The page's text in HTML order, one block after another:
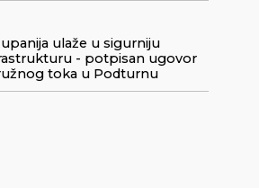
ulaže u sigurniju
- potpisan ugovor
toka u Podturnu